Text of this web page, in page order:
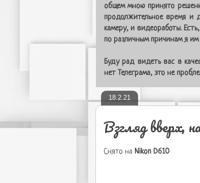
общем мною принято
продолжительное время и
камеру, и видеоработы.
по различным причинам я им
Буду рад видеть вас в
нет Телеграма, это не
18.2.21
Взгляд вверх,
Снято на Nikon D610